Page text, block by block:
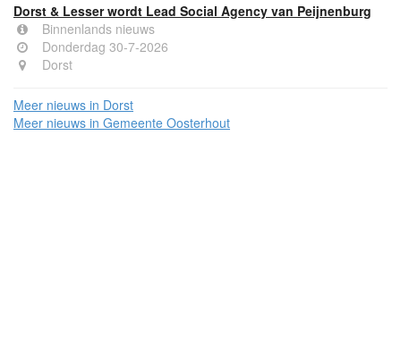
Dorst & Lesser wordt Lead Social Agency van Peijnenburg
Binnenlands nieuws
Donderdag 30-7-2026
Dorst
Meer nieuws in Dorst
Meer nieuws in Gemeente Oosterhout